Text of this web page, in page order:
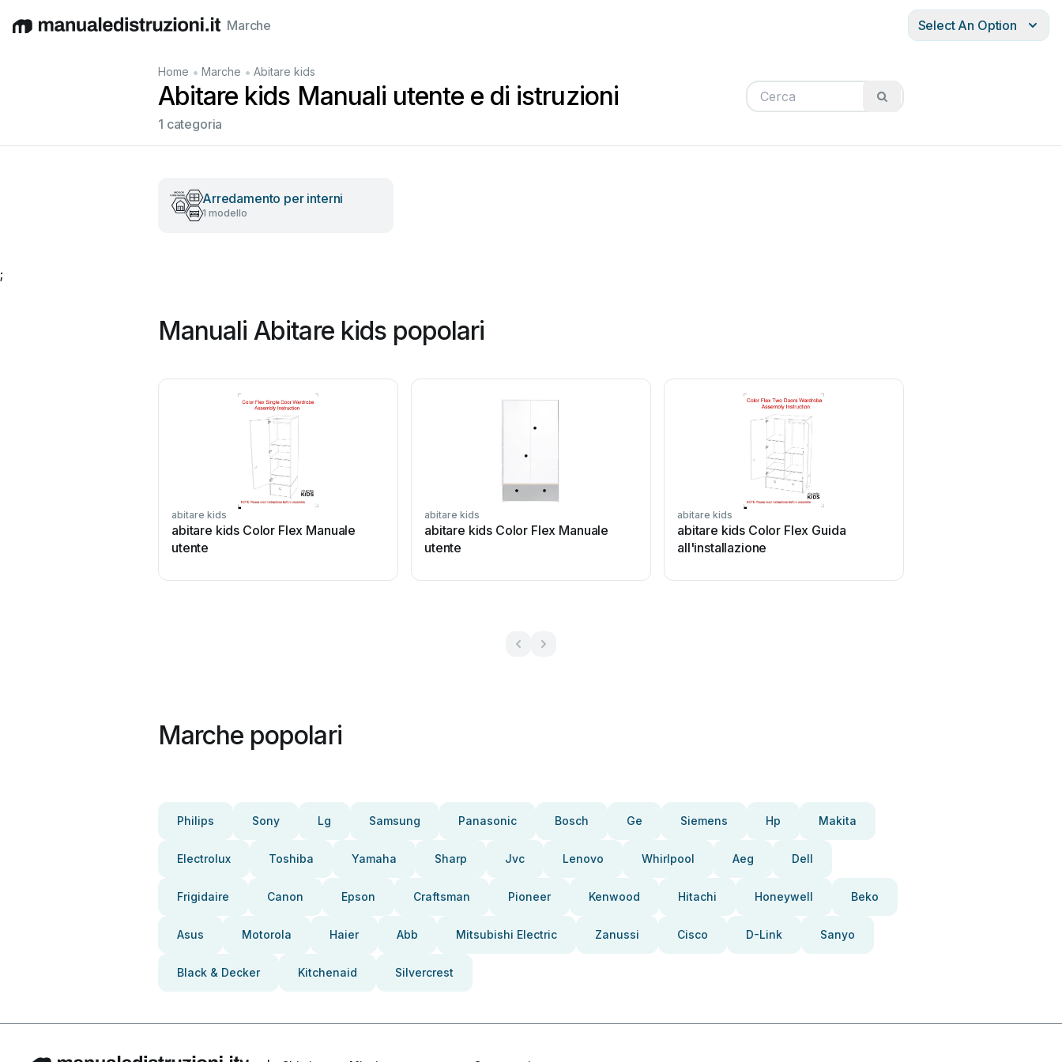
EnglishDeutschEspañol Italiano Français
Marche Select An Option
Home • Marche • Abitare kids
Abitare kids Manuali utente e di istruzioni
1 categoria
Arredamento per interni
1 modello
;
Manuali Abitare kids popolari
abitare kids
abitare kids Color Flex Manuale
utente
abitare kids
abitare kids Color Flex Manuale
utente
abitare kids
abitare kids Color Flex Guida
all'installazione
Marche popolari
Philips Sony Lg Samsung Panasonic Bosch Ge Siemens Hp Makita
Electrolux Toshiba Yamaha Sharp Jvc Lenovo Whirlpool Aeg Dell
Frigidaire Canon Epson Craftsman Pioneer Kenwood Hitachi Honeywell Beko
Asus Motorola Haier Abb Mitsubishi Electric Zanussi Cisco D-Link Sanyo
Black & Decker Kitchenaid Silvercrest